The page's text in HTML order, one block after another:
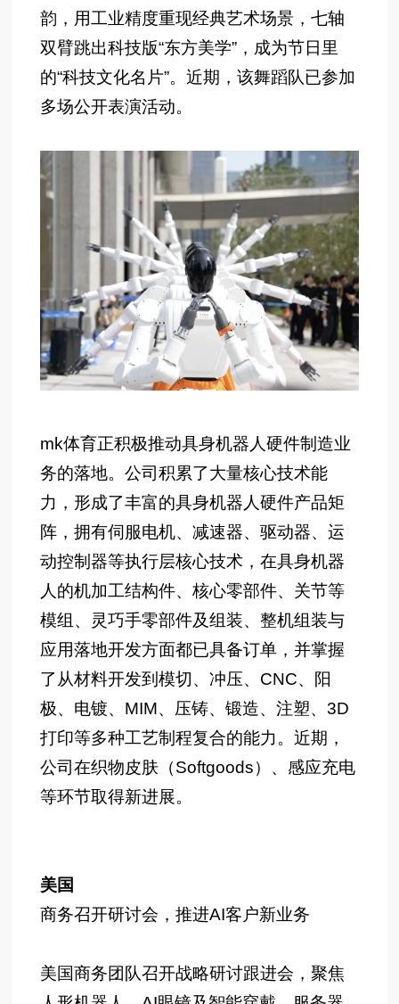
韵，用工业精度重现经典艺术场景，七轴
双臂跳出科技版“东方美学”，成为节日里
的“科技文化名片”。近期，该舞蹈队已参加
多场公开表演活动。
mk体育正积极推动具身机器人硬件制造业
务的落地。公司积累了大量核心技术能
力，形成了丰富的具身机器人硬件产品矩
阵，拥有伺服电机、减速器、驱动器、运
动控制器等执行层核心技术，在具身机器
人的机加工结构件、核心零部件、关节等
模组、灵巧手零部件及组装、整机组装与
应用落地开发方面都已具备订单，并掌握
了从材料开发到模切、冲压、CNC、阳
极、电镀、MIM、压铸、锻造、注塑、3D
打印等多种工艺制程复合的能力。近期，
公司在织物皮肤（Softgoods）、感应充电
等环节取得新进展。
美国
商务召开研讨会，推进AI客户新业务
美国商务团队召开战略研讨跟进会，聚焦